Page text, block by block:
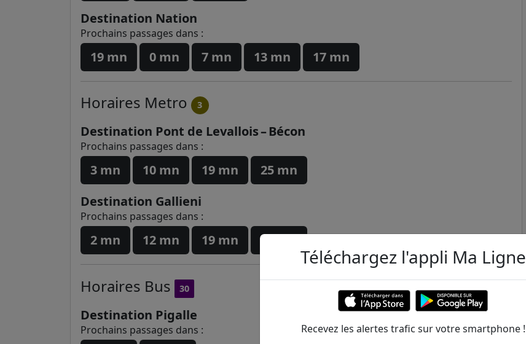
Destination Nation
Prochains passages dans :
19 mn 0 mn 7 mn 13 mn 17 mn
Horaires Metro 3
Destination Pont de Levallois – Bécon
Prochains passages dans :
3 mn 10 mn 19 mn
25 mn
Destination Gallieni
Prochains passages dans :
2 mn 12 mn 19 mn 26 mn
Horaires Bus 30
Destination Pigalle
Prochains passages dans :
Téléchargez l'appli Ma Ligne
Recevez les alertes trafic sur votre smartphone !